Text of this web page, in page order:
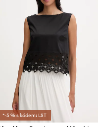
*-5 % s kódem: LST